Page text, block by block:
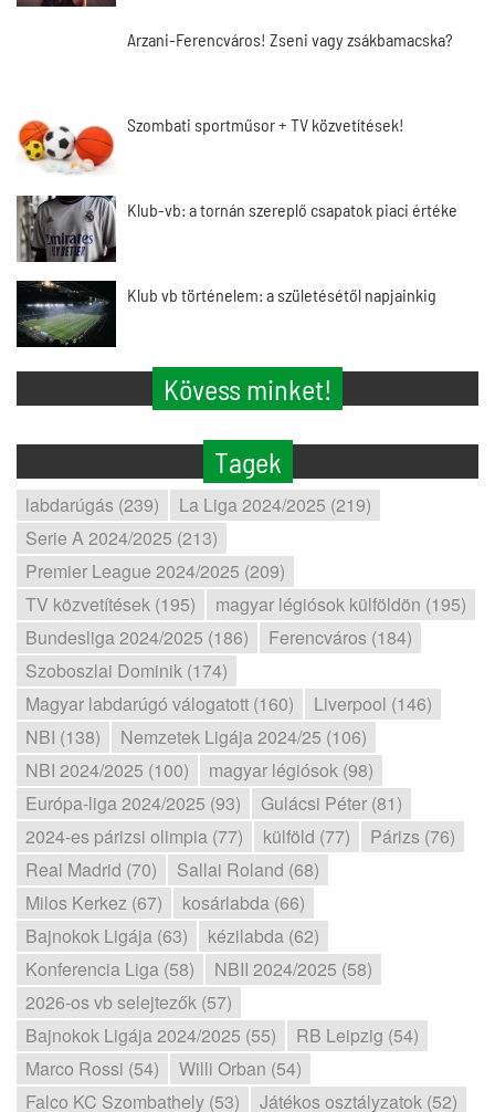
Arzani-Ferencváros! Zseni vagy zsákbamacska?
Szombati sportműsor + TV közvetítések!
Klub-vb: a tornán szereplő csapatok piaci értéke
Klub vb történelem: a születésétől napjainkig
Kövess minket!
Tagek
labdarúgás (239)
La Liga 2024/2025 (219)
Serie A 2024/2025 (213)
Premier League 2024/2025 (209)
TV közvetítések (195)
magyar légiósok külföldön (195)
Bundesliga 2024/2025 (186)
Ferencváros (184)
Szoboszlai Dominik (174)
Magyar labdarúgó válogatott (160)
Liverpool (146)
NBI (138)
Nemzetek Ligája 2024/25 (106)
NBI 2024/2025 (100)
magyar légiósok (98)
Európa-liga 2024/2025 (93)
Gulácsi Péter (81)
2024-es párizsi olimpia (77)
külföld (77)
Párizs (76)
Real Madrid (70)
Sallai Roland (68)
Milos Kerkez (67)
kosárlabda (66)
Bajnokok Ligája (63)
kézilabda (62)
Konferencia Liga (58)
NBII 2024/2025 (58)
2026-os vb selejtezők (57)
Bajnokok Ligája 2024/2025 (55)
RB Leipzig (54)
Marco Rossi (54)
Willi Orban (54)
Falco KC Szombathely (53)
Játékos osztályzatok (52)